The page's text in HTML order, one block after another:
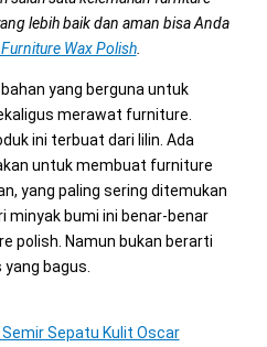
lebih baik dan aman bisa Anda
Wax Polish.
yang berguna untuk
merawat furniture.
ini terbuat dari lilin. Ada
untuk membuat furniture
yang paling sering ditemukan
minyak bumi ini benar-benar
polish. Namun bukan berarti
bagus.
Sepatu Kulit Oscar